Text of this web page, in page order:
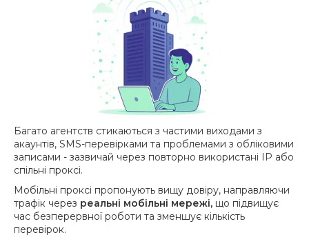
Багато агентств стикаються з частими виходами з
акаунтів, SMS-перевірками та проблемами з обліковими
записами - зазвичай через повторно використані IP або
спільні проксі.
Мобільні проксі пропонують вищу довіру, направляючи
трафік через реальні мобільні мережі, що підвищує
час безперервної роботи та зменшує кількість
перевірок.